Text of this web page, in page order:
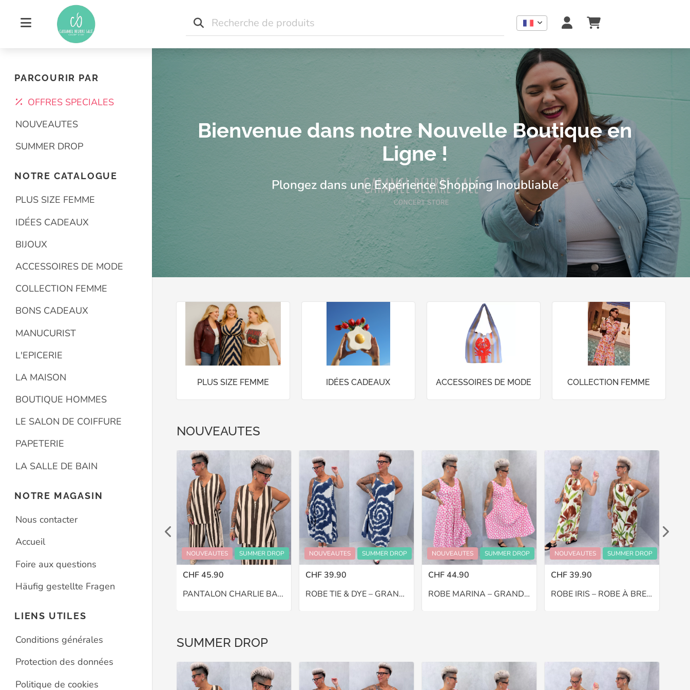
PARCOURIR PAR
OFFRES SPECIALES
NOUVEAUTES
SUMMER DROP
NOTRE CATALOGUE
PLUS SIZE FEMME
IDÉES CADEAUX
BIJOUX
ACCESSOIRES DE MODE
COLLECTION FEMME
BONS CADEAUX
MANUCURIST
L'EPICERIE
LA MAISON
BOUTIQUE HOMMES
LE SALON DE COIFFURE
PAPETERIE
LA SALLE DE BAIN
NOTRE MAGASIN
Nous contacter
Accueil
Foire aux questions
Häufig gestellte Fragen
LIENS UTILES
Conditions générales
Protection des données
Politique de cookies
Concept store grande taille et idées cadeaux à Lausanne | Caramel Beurre Salé
Concept store indépendant à Lausanne : mode femme grande taille, bijoux, idées cadeaux, déco et lifestyle. Boutique locale avec e-shop et
Bienvenue dans notre Nouvelle Boutique en
Ligne !
Plongez dans une Expérience Shopping Inoubliable
PLUS SIZE FEMME IDÉES CADEAUX ACCESSOIRES DE MODE COLLECTION FEMME
NOUVEAUTES
NOUVEAUTES SUMMER DROP
CHF 45.90
PANTALON CHARLIE BALLON – GRANDE TAILLE 46–48
NOUVEAUTES SUMMER DROP
CHF 39.90
ROBE TIE & DYE – GRANDE TAILLE 46–48
NOUVEAUTES SUMMER DROP
CHF 44.90
ROBE MARINA – GRANDE TAILLE 48–52
NOUVEAUTES SUMMER DROP
CHF 39.90
ROBE IRIS – ROBE À BRETELLES – GRANDE TAILLE 44–48
SUMMER DROP